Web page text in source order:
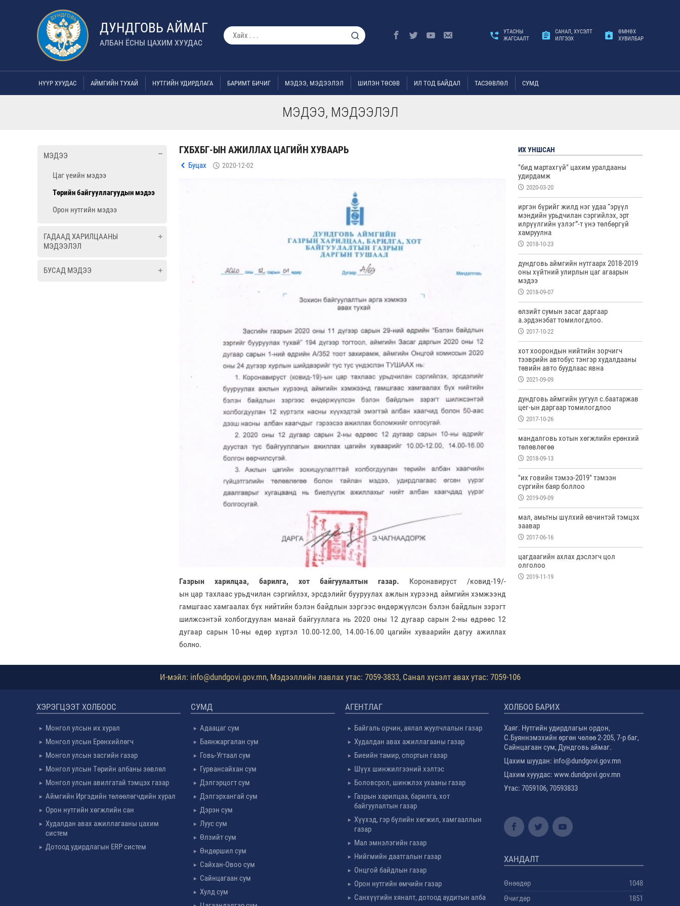
ДУНДГОВЬ АЙМАГ
АЛБАН ЁСНЫ ЦАХИМ ХУУДАС
УТАСНЫ
ЖАГСААЛТ
САНАЛ, ХҮСЭЛТ
ИЛГЭЭХ
ӨМНӨХ
ХУВИЛБАР
НҮҮР ХУУДАС АЙМГИЙН ТУХАЙ НУТГИЙН УДИРДЛАГА БАРИМТ БИЧИГ МЭДЭЭ, МЭДЭЭЛЭЛ ШИЛЭН ТӨСӨВ ИЛ ТОД БАЙДАЛ ТАСЗӨВЛӨЛ СУМД
МЭДЭЭ, МЭДЭЭЛЭЛ
МЭДЭЭ
Цаг үеийн мэдээ
Төрийн байгууллагуудын мэдээ
Орон нутгийн мэдээ
ГАДААД ХАРИЛЦААНЫ
МЭДЭЭЛЭЛ
БУСАД МЭДЭЭ
ГХБХБГ-ЫН АЖИЛЛАХ ЦАГИЙН ХУВААРЬ
Буцах 2020-12-02
Газрын харилцаа, барилга, хот байгуулалтын газар. Коронавируст /ковид-19/-
ын цар тахлаас урьдчилан сэргийлэх, эрсдэлийг бууруулах ажлын хүрээнд аймгийн хэмжээнд
гамшгаас хамгаалах бүх нийтийн бэлэн байдлын зэргээс өндөржүүлсэн бэлэн байдлын зэрэгт
шилжсэнтэй холбогдуулан манай байгууллага нь 2020 оны 12 дугаар сарын 2-ны өдрөөс 12
дугаар сарын 10-ны өдөр хүртэл 10.00-12.00, 14.00-16.00 цагийн хуваарийн дагуу ажиллах
болно.
ИХ УНШСАН
"бид мартахгүй" цахим уралдааны
удирдамж
2020-03-20
иргэн бүрийг жилд нэг удаа “эрүүл
мэндийн урьдчилан сэргийлэх, эрт
илрүүлгийн үзлэг”-т үнэ төлбөргүй
хамруулна
2018-10-23
дундговь аймгийн нутгаарх 2018-2019
оны хүйтний улирлын цаг агаарын
мэдээ
2018-09-07
өлзийт сумын засаг даргаар
а.эрдэнэбат томилогдлоо.
2017-10-22
хот хоорондын нийтийн зорчигч
тээврийн автобус тэнгэр худалдааны
төвийн авто буудлаас явна
2021-09-09
дундговь аймгийн уугуул с.баатаржав
цег-ын даргаар томилогдлоо
2017-10-26
мандалговь хотын хөгжлийн ерөнхий
төлөвлөгөө
2018-09-13
"их говийн тэмээ-2019" тэмээн
сүргийн баяр боллоо
2019-09-09
мал, амьтны шүлхий өвчинтэй тэмцэх
заавар
2017-06-16
цагдаагийн ахлах дэслэгч цол
олголоо
2019-11-19
И-мэйл: info@dundgovi.gov.mn, Мэдээллийн лавлах утас: 7059-3833, Санал хүсэлт авах утас: 7059-106
ХЭРЭГЦЭЭТ ХОЛБООС
Монгол улсын их хурал
Монгол улсын Ерөнхийлөгч
Монгол улсын засгийн газар
Монгол улсын Төрийн албаны зөвлөл
Монгол улсын авилгатай тэмцэх газар
Аймгийн Иргэдийн төлөөлөгчдийн хурал
Орон нутгийн хөгжлийн сан
Худалдан авах ажиллагааны цахим
систем
Дотоод удирдлагын ERP систем
СУМД
Адаацаг сум
Баянжаргалан сум
Говь-Угтаал сум
Гурвансайхан сум
Дэлгэрцогт сум
Дэлгэрхангай сум
Дэрэн сум
Луус сум
Өлзийт сум
Өндөршил сум
Сайхан-Овоо сум
Сайнцагаан сум
Хулд сум
АГЕНТЛАГ
Байгаль орчин, аялал жуулчлалын газар
Худалдан авах ажиллагааны газар
Биеийн тамир, спортын газар
Шүүх шинжилгээний хэлтэс
Боловсрол, шинжлэх ухааны газар
Газрын харилцаа, барилга, хот
байгуулалтын газар
Хүүхэд, гэр бүлийн хөгжил, хамгааллын
газар
Мал эмнэлэгийн газар
Нийгмийн даатгалын газар
Онцгой байдлын газар
Орон нутгийн өмчийн газар
Санхүүгийн хяналт, дотоод аудитын алба
ХОЛБОО БАРИХ
Хаяг. Нутгийн удирдлагын ордон,
С.Буяннэмэхийн өргөн чөлөө 2-205, 7-р баг,
Сайнцагаан сум, Дундговь аймаг.
Цахим шуудан: info@dundgovi.gov.mn
Цахим хууудас: www.dundgovi.gov.mn
Утас: 7059106, 70593833
ХАНДАЛТ
Өнөөдөр
1048
Өчигдөр
1851